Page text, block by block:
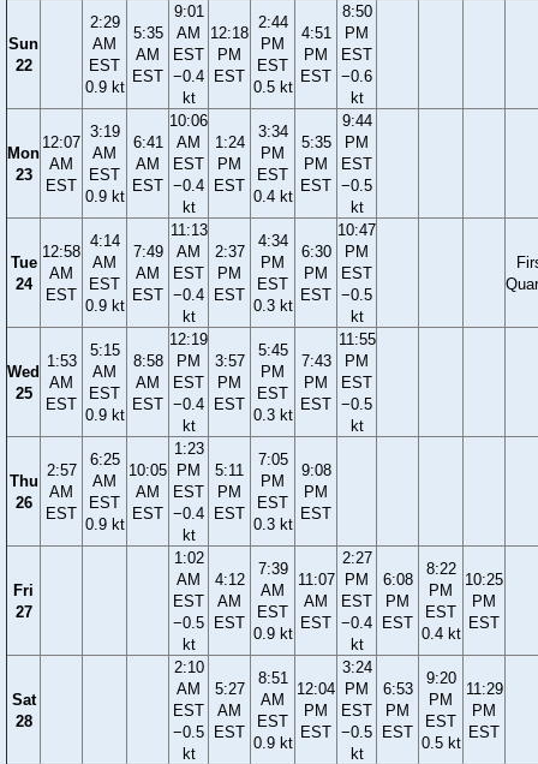
Sun
22
2:29
AM
EST
0.9 kt
5:35
AM
EST
9:01
AM
EST
−0.4
kt
12:18
PM
EST
2:44
PM
EST
0.5 kt
4:51
PM
EST
8:50
PM
EST
−0.6
kt
Mon
23
12:07
AM
EST
3:19
AM
EST
0.9 kt
6:41
AM
EST
10:06
AM
EST
−0.4
kt
1:24
PM
EST
3:34
PM
EST
0.4 kt
5:35
PM
EST
9:44
PM
EST
−0.5
kt
Tue
24
12:58
AM
EST
4:14
AM
EST
0.9 kt
7:49
AM
EST
11:13
AM
EST
−0.4
kt
2:37
PM
EST
4:34
PM
EST
0.3 kt
6:30
PM
EST
10:47
PM
EST
−0.5
kt
Wed
25
1:53
AM
EST
5:15
AM
EST
0.9 kt
8:58
AM
EST
12:19
PM
EST
−0.4
kt
3:57
PM
EST
5:45
PM
EST
0.3 kt
7:43
PM
EST
11:55
PM
EST
−0.5
kt
Thu
26
2:57
AM
EST
6:25
AM
EST
0.9 kt
10:05
AM
EST
1:23
PM
EST
−0.4
kt
5:11
PM
EST
7:05
PM
EST
0.3 kt
9:08
PM
EST
Fri
27
1:02
AM
EST
−0.5
kt
4:12
AM
EST
7:39
AM
EST
0.9 kt
11:07
AM
EST
2:27
PM
EST
−0.4
kt
6:08
PM
EST
8:22
PM
EST
0.4 kt
10:25
PM
EST
Sat
28
2:10
AM
EST
−0.5
kt
5:27
AM
EST
8:51
AM
EST
0.9 kt
12:04
PM
EST
3:24
PM
EST
−0.5
kt
6:53
PM
EST
9:20
PM
EST
0.5 kt
11:29
PM
EST